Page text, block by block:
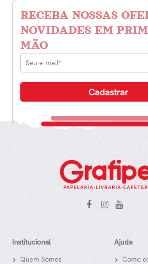
RECEBA NOSSAS
NOVIDADES EM
MÃO
Institucional
Quem Somos
Ajuda
Como